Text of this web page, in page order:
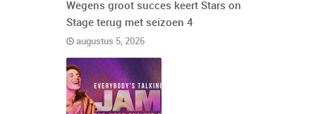
Wegens groot succes keert Stars on
Stage terug met seizoen 4
augustus 5, 2026